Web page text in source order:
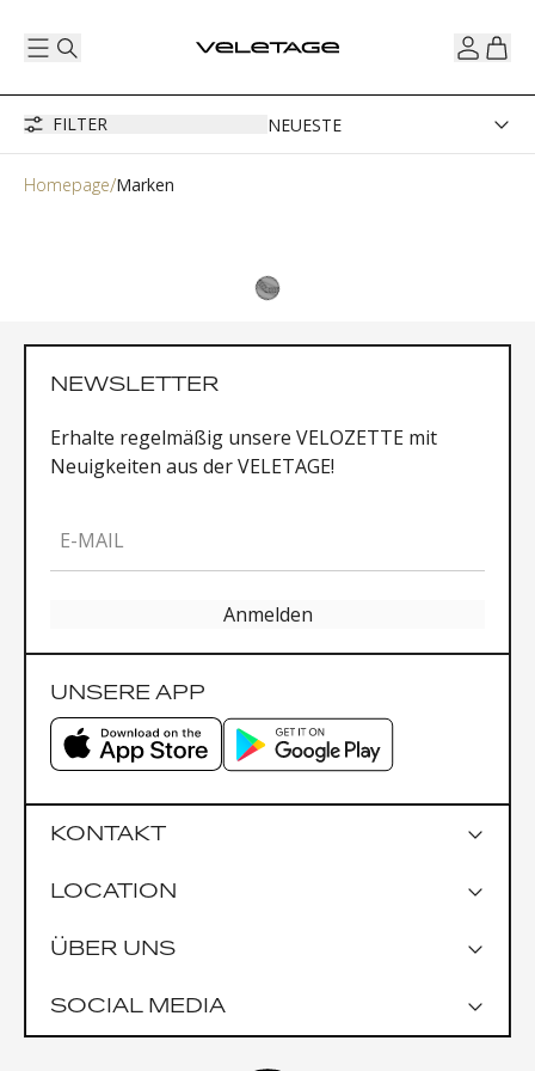
FILTER
Homepage Marken
NEWSLETTER
Erhalte regelmäßig unsere VELOZETTE mit
Neuigkeiten aus der VELETAGE!
E-MAIL
Anmelden
UNSERE APP
KONTAKT
LOCATION
Google Maps
Garage Praterstrasse 1
ÜBER UNS
SOCIAL MEDIA